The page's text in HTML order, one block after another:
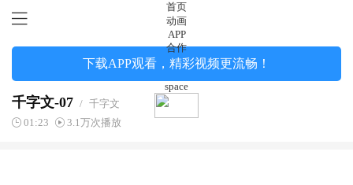
首页
动画
APP
合作
space
下载APP观看，精彩视频更流畅！
千字文-07 / 千字文
01:23
3.1万次播放